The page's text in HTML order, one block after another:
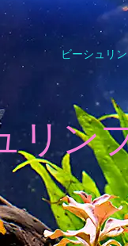
ビーシュリ
リン